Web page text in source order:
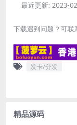
最近更新: 2023-
下载遇到问题？可联
发卡/分发
精品源码